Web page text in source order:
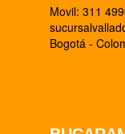
Movil: 311
Bogotá -